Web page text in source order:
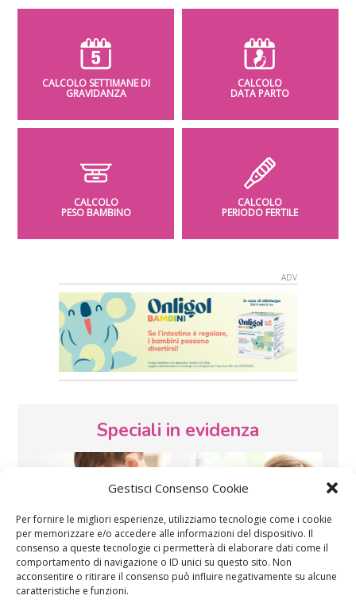
Gestisci Consenso Cookie
Per fornire le migliori esperienze, utilizziamo tecnologie come i cookie
per memorizzare e/o accedere alle informazioni del dispositivo. Il
consenso a queste tecnologie ci permetterà di elaborare dati come il
comportamento di navigazione o ID unici su questo sito. Non
acconsentire o ritirare il consenso può influire negativamente su alcune
caratteristiche e funzioni.
CALCOLO SETTIMANE DI
GRAVIDANZA
CALCOLO
DATA PARTO
CALCOLO
PESO BAMBINO
CALCOLO
PERIODO FERTILE
Speciali in evidenza
Vaccini SOS Pediatra